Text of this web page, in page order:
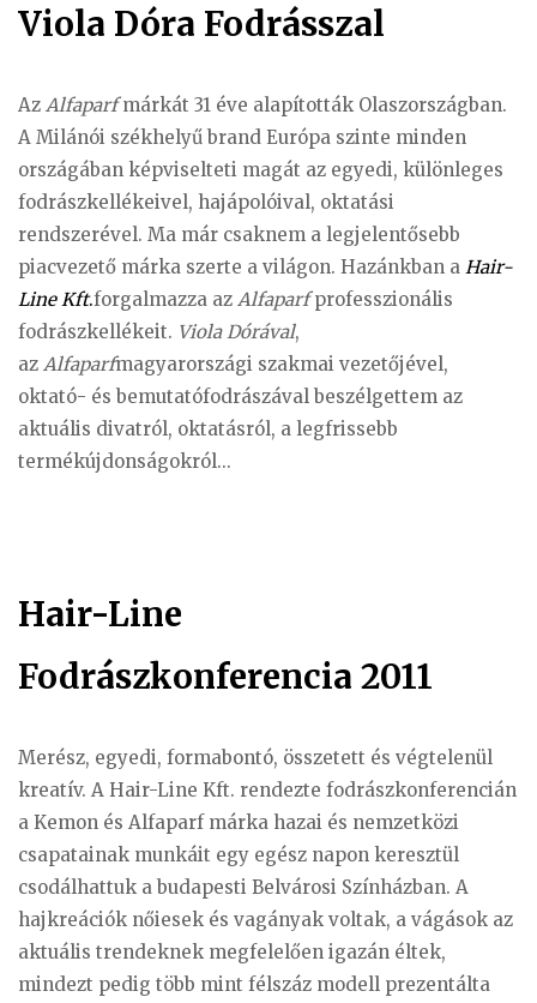
Viola Dóra Fodrásszal
Az Alfaparfmárkát 31 éve alapították Olaszországban.
A Milánói székhelyű brand Európa szinte minden
országában képviselteti magát az egyedi, különleges
fodrászkellékeivel, hajápolóival, oktatási
rendszerével. Ma már csaknem a legjelentősebb
piacvezető márka szerte a világon. Hazánkban a Hair-
Line Kft.forgalmazza az Alfaparfprofesszionális
fodrászkellékeit. Viola Dórával,
az Alfaparfmagyarországi szakmai vezetőjével,
oktató- és bemutatófodrászával beszélgettem az
aktuális divatról, oktatásról, a legfrissebb
termékújdonságokról...
Hair-Line
Fodrászkonferencia 2011
Merész, egyedi, formabontó, összetett és végtelenül
kreatív. A Hair-Line Kft. rendezte fodrászkonferencián
a Kemon és Alfaparf márka hazai és nemzetközi
csapatainak munkáit egy egész napon keresztül
csodálhattuk a budapesti Belvárosi Színházban. A
hajkreációk nőiesek és vagányak voltak, a vágások az
aktuális trendeknek megfelelően igazán éltek,
mindezt pedig több mint félszáz modell prezentálta